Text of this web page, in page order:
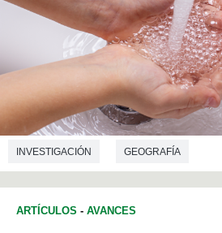
INVESTIGACIÓN GEOGRAFÍA
ARTÍCULOS - AVANCES